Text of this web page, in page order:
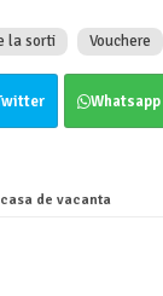
la sorti Vouchere
Whatsapp
de vacanta